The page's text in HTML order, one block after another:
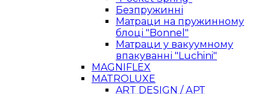
Безпружинні
Матраци на пружинному
блоці "Bonnel"
Матраци у вакуумному
впакуванні "Luchini"
MAGNIFLEX
MATROLUXE
ART DESIGN / АРТ